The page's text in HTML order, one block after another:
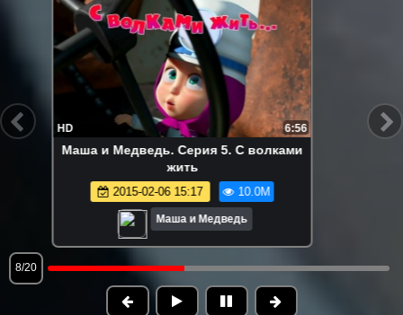
6:50
Маша и Медведь. Серия 6. День
варенья
2015-02-06 15:17 9.0M
Маша и Медведь
9/20